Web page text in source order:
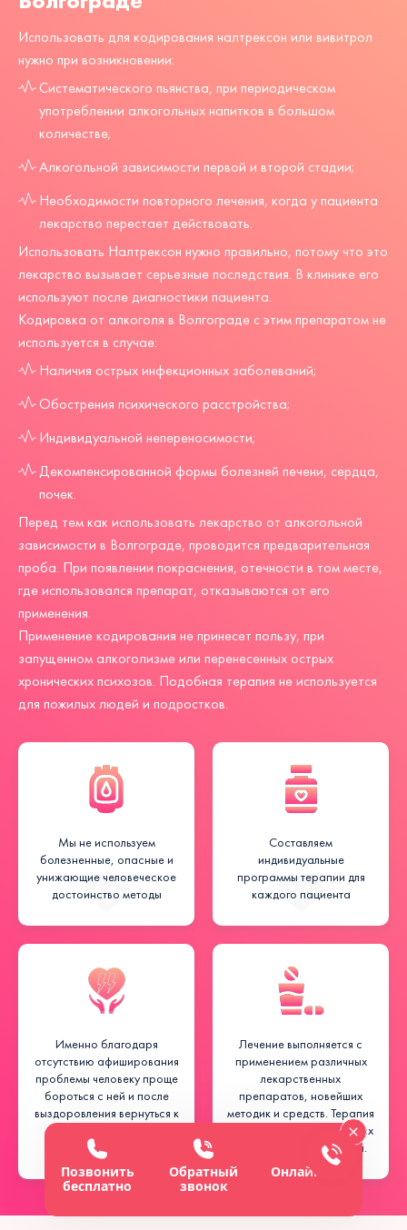
Использовать для кодирования налтрексон или вивитрол
нужно при возникновении:
Систематического пьянства, при периодическом
употреблении алкогольных напитков в большом
количестве;
Алкогольной зависимости первой и второй стадии;
Необходимости повторного лечения, когда у пациента
лекарство перестает действовать.
Использовать Налтрексон нужно правильно, потому что это
лекарство вызывает серьезные последствия. В клинике его
используют после диагностики пациента.
Кодировка от алкоголя в Волгограде с этим препаратом не
используется в случае:
Наличия острых инфекционных заболеваний;
Обострения психического расстройства;
Индивидуальной непереносимости;
Декомпенсированной формы болезней печени, сердца,
почек.
Перед тем как использовать лекарство от алкогольной
зависимости в Волгограде, проводится предварительная
проба. При появлении покраснения, отечности в том месте,
где использовался препарат, отказываются от его
применения.
Применение кодирования не принесет пользу, при
запущенном алкоголизме или перенесенных острых
хронических психозов. Подобная терапия не используется
для пожилых людей и подростков.
Мы не используем
болезненные, опасные и
унижающие человеческое
достоинство методы
Составляем
индивидуальные
программы терапии для
каждого пациента
Именно благодаря
отсутствию афиширования
проблемы человеку проще
бороться с ней и после
выздоровления вернуться к
Лечение выполняется с
применением различных
лекарственных
препаратов, новейших
методик и средств. Терапия
выполняется как в условиях
стационара, так и дома.
Позвонить
бесплатно
Обратный
звонок
Онлайн-чат